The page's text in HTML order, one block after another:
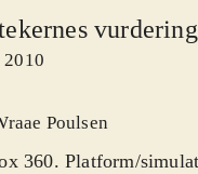
vurdering
2010
Poulsen
360. Platform/